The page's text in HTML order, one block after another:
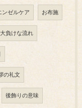
ンゼルケア お布施
大負けな流れ
の礼文
後飾りの意味